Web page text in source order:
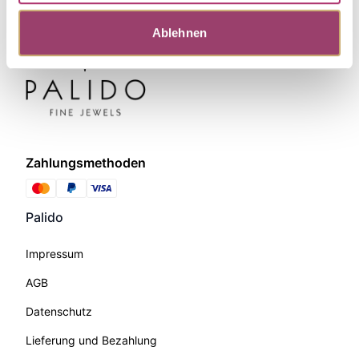
Ablehnen
Zahlungsmethoden
Palido
Impressum
AGB
Datenschutz
Lieferung und Bezahlung